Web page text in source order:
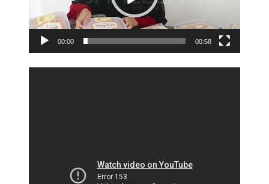
00:00 00:58